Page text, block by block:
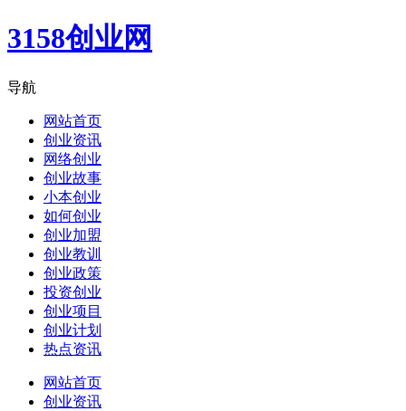
3158创业网
导航
网站首页
创业资讯
网络创业
创业故事
小本创业
如何创业
创业加盟
创业教训
创业政策
投资创业
创业项目
创业计划
热点资讯
网站首页
创业资讯